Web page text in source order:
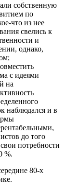
собственную
по
из нее
свелись к
и
однако,
с идеями
на
наблюдался и в
до того
потребности
%.
80‑х